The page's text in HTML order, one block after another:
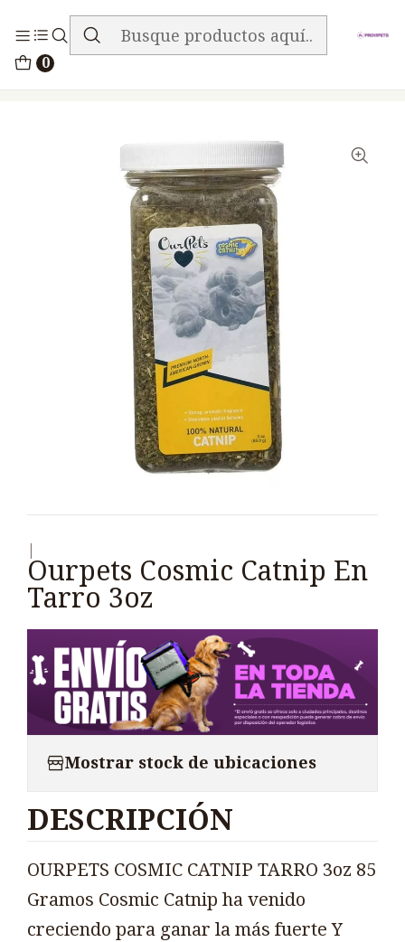
0
ENVIO GRATIS EN TODA LA TIENDA
Ourpets Cosmic Catnip En
Tarro 3oz
Mostrar stock de ubicaciones
DESCRIPCIÓN
OURPETS COSMIC CATNIP TARRO 3oz 85
Gramos Cosmic Catnip ha venido
creciendo para ganar la más fuerte Y